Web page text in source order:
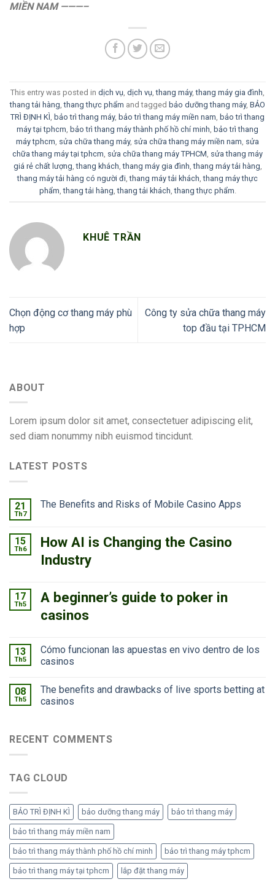
MIỀN NAM ———–
This entry was posted in dịch vụ dịch vụ ,thang máy,thang máy gia đình
thang tải hàng ,thang thực phẩm and tagged bảo dưỡng thang máy, BẢO
TRÌ ĐỊNH KÌ bảo trì thang máy, bảo trì thang máy miền nam bảo trì thang
máy tại tphcm bảo trì thang máy thành phố hồ chí minh bảo trì thang
máy tphcm sửa chữa thang máy, sửa chữa thang máy miền nam sửa
chữa thang máy tại tphcm sửa chữa thang máy TPHCM sửa thang máy
giá rẻ chất lượng ,thang khách ,thang máy gia đình ,thang máy tải hàng
thang máy tải hàng có người đi ,thang máy tải khách ,thang máy thực
phẩm ,thang tải hàng ,thang tải khách ,thang thực phẩm
KHUÊ TRẦN
Chọn động cơ thang máy phù
hợp
Công ty sửa chữa thang máy
top đầu tại TPHCM
ABOUT
Lorem ipsum dolor sit amet, consectetuer adipiscing elit,
sed diam nonummy nibh euismod tincidunt.
LATEST POSTS
21
Th7
The Benefits and Risks of Mobile Casino Apps
15
Th6
How AI is Changing the Casino
Industry
17
Th5
A beginner’s guide to poker in
casinos
13
Th5
Cómo funcionan las apuestas en vivo dentro de los
casinos
08
Th5
The benefits and drawbacks of live sports betting at
casinos
RECENT COMMENTS
TAG CLOUD
BẢO TRÌ ĐỊNH KÌ bảo dưỡng thang máy bảo trì thang máy
bảo trì thang máy miền nam
bảo trì thang máy thành phố hồ chí minh bảo trì thang máy tphcm
bảo trì thang máy tại tphcm lắp đặt thang máy